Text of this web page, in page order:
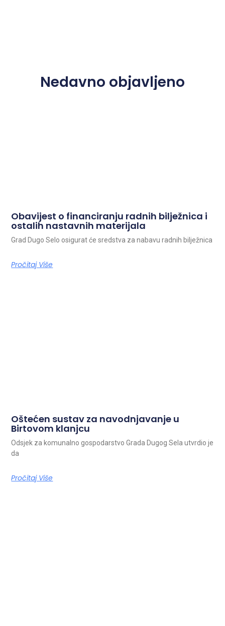
Nedavno objavljeno
Obavijest o financiranju radnih bilježnica i
ostalih nastavnih materijala
Grad Dugo Selo osigurat će sredstva za nabavu radnih bilježnica
Pročitaj Više
Oštećen sustav za navodnjavanje u
Birtovom klanjcu
Odsjek za komunalno gospodarstvo Grada Dugog Sela utvrdio je
da
Pročitaj Više